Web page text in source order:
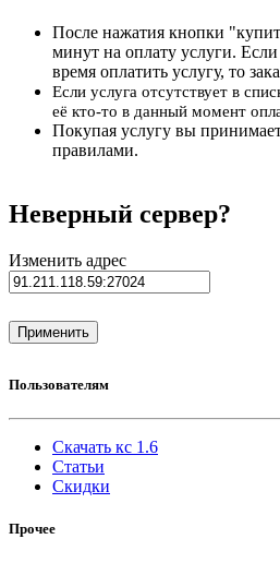
После нажатия кнопки
минут на оплату услуги. Если
время оплатить услугу, то
Если услуга отсутствует в
её кто-то в данный момент
Покупая услугу вы
правилами.
Неверный сервер?
Изменить адрес
Пользователям
Скачать кс 1.6
Статьи
Скидки
Прочее